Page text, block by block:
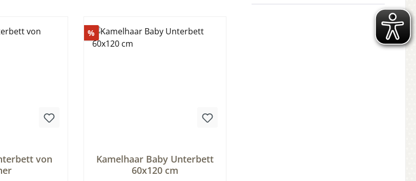
Bewertung von 0 von 5 Sternen
von
%Rabatt
Durchschnittliche Bewertung von 0 von 5 Sternen
Kamelhaar Baby Unterbett
60x120 cm